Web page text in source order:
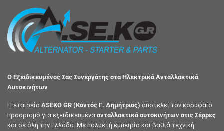
Ο Εξειδικευμένος Σας Συνεργάτης στα Ηλεκτρικά Ανταλλακτικά
Αυτοκινήτων
Η εταιρεία ASEKO GR (Κοντός Γ. Δημήτριος) αποτελεί τον κορυφαίο
προορισμό για εξειδικευμένα ανταλλακτικά αυτοκινήτων στις Σέρρες
και σε όλη την Ελλάδα. Με πολυετή εμπειρία και βαθιά τεχνική